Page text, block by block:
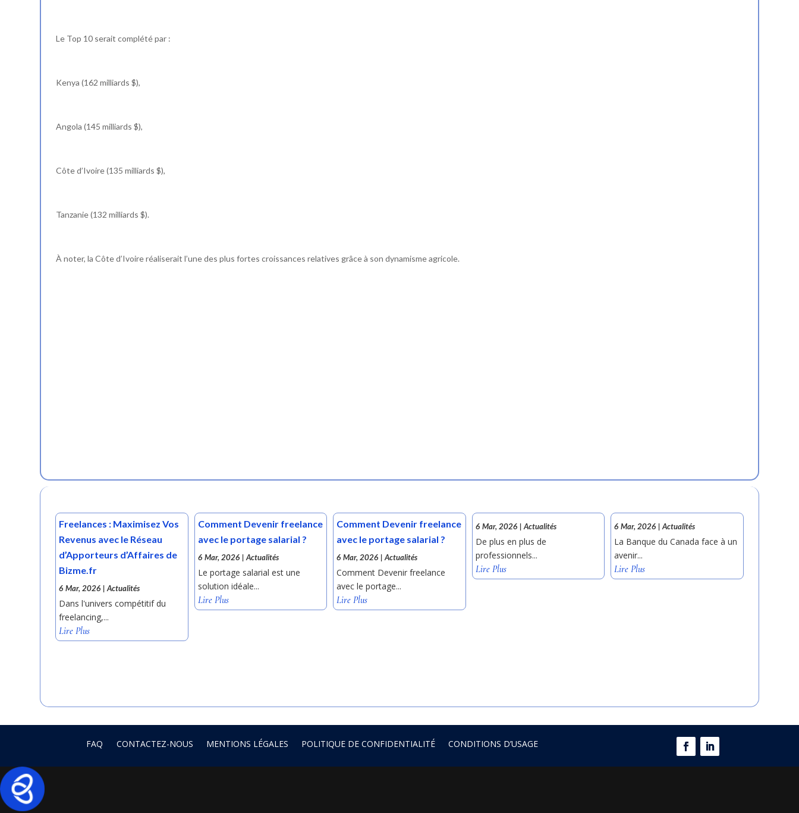
Le Top 10 serait complété par :
Kenya (162 milliards $),
Angola (145 milliards $),
Côte d’Ivoire (135 milliards $),
Tanzanie (132 milliards $).
À noter, la Côte d’Ivoire réaliserait l’une des plus fortes croissances relatives grâce à son dynamisme agricole.
Freelances : Maximisez Vos
Revenus avec le Réseau
d’Apporteurs d’Affaires de
Bizme.fr
6 Mar, 2026 |Actualités
Dans l'univers compétitif du
freelancing,...
Lire Plus
Comment Devenir freelance
avec le portage salarial ?
6 Mar, 2026 | Actualités
Le portage salarial est une
solution idéale...
Lire Plus
Comment Devenir freelance
avec le portage salarial ?
6 Mar, 2026 |Actualités
Comment Devenir freelance
avec le portage...
Lire Plus
6 Mar, 2026 | Actualités
De plus en plus de
professionnels...
Lire Plus
6 Mar, 2026 |Actualités
La Banque du Canada face à un
avenir...
Lire Plus
FAQ CONTACTEZ-NOUS MENTIONS LÉGALES POLITIQUE DE CONFIDENTIALITÉ CONDITIONS D’USAGE